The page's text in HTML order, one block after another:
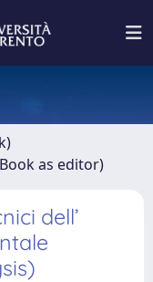
as editor)
dell’